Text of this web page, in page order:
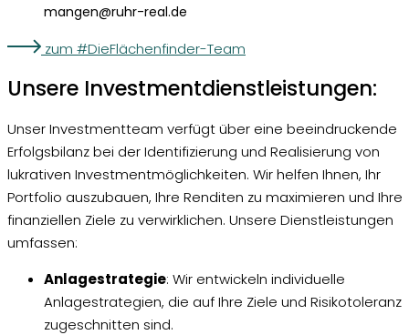
mangen@ruhr-real.de
zum #DieFlächenfinder-Team
Unsere Investment­dienstleistungen:
Unser Investmentteam verfügt über eine beeindruckende
Erfolgsbilanz bei der Identifizierung und Realisierung von
lukrativen Investmentmöglichkeiten. Wir helfen Ihnen, Ihr
Portfolio auszubauen, Ihre Renditen zu maximieren und Ihre
finanziellen Ziele zu verwirklichen. Unsere Dienstleistungen
umfassen:
Anlagestrategie: Wir entwickeln individuelle
Anlagestrategien, die auf Ihre Ziele und Risikotoleranz
zugeschnitten sind.